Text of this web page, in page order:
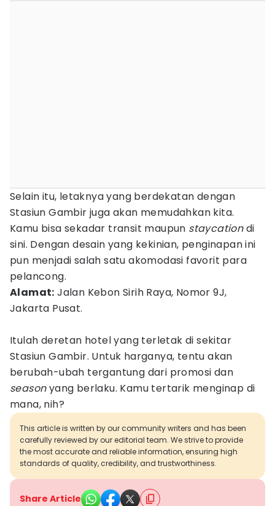
Selain itu, letaknya yang berdekatan dengan
Stasiun Gambir juga akan memudahkan kita.
Kamu bisa sekadar transit maupun staycationdi
sini. Dengan desain yang kekinian, penginapan ini
pun menjadi salah satu akomodasi favorit para
pelancong.
Alamat: Jalan Kebon Sirih Raya, Nomor 9J,
Jakarta Pusat.
Itulah deretan hotel yang terletak di sekitar
Stasiun Gambir. Untuk harganya, tentu akan
berubah-ubah tergantung dari promosi dan
seasonyang berlaku. Kamu tertarik menginap di
mana, nih?
This article is written by our community writers and has been
carefully reviewed by our editorial team. We strive to provide
the most accurate and reliable information, ensuring high
standards of quality, credibility, and trustworthiness.
Share Article